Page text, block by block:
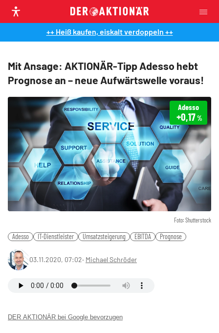
++ Heiß kaufen, eiskalt verdoppeln ++
Mit Ansage: AKTIONÄR-Tipp Adesso hebt
Prognose an – neue Aufwärtswelle voraus!
Foto: Shutterstock
Adesso
+0,17%
Adesso IT-Dienstleister Umsatzsteigerung EBITDA Prognose
03.11.2020, 07:02‧ Michael Schröder
DER AKTIONÄR bei Google bevorzugen